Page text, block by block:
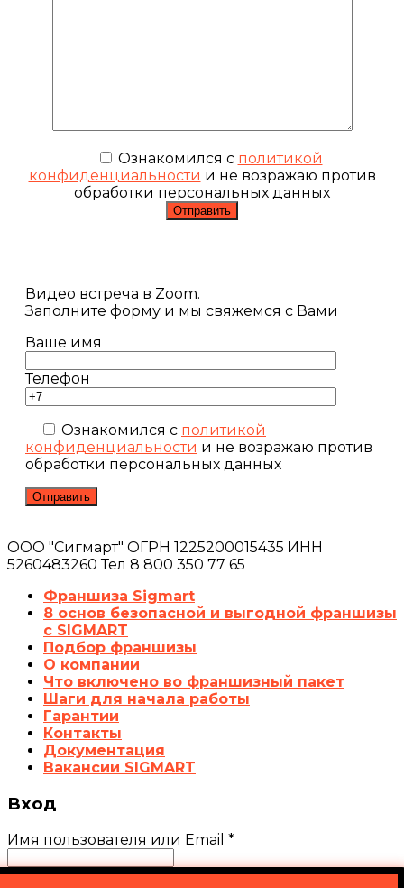
Ознакомился с политикой
конфиденциальности и не возражаю против
обработки персональных данных
Видео встреча в Zoom.
Заполните форму и мы свяжемся с Вами
Ваше имя
Телефон
Ознакомился с политикой
конфиденциальности и не возражаю против
обработки персональных данных
ООО "Сигмарт" ОГРН 1225200015435 ИНН
5260483260 Тел 8 800 350 77 65
Франшиза Sigmart
8 основ безопасной и выгодной франшизы
с SIGMART
Подбор франшизы
О компании
Что включено во франшизный пакет
Шаги для начала работы
Гарантии
Контакты
Документация
Вакансии SIGMART
Вход
Имя пользователя или Email *